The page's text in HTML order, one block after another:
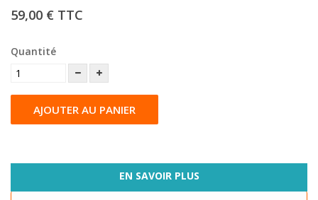
59,00 € TTC
Quantité
AJOUTER AU PANIER
EN SAVOIR PLUS